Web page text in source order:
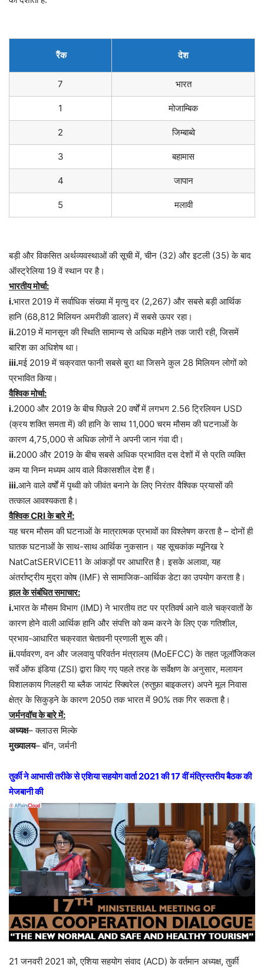
रैंक देश
7 भारत
1 मोजाम्बिक
2 जिम्बाब्वे
3 बहामास
4 जापान
5 मलावी
बड़ी और विकसित अर्थव्यवस्थाओं की सूची में, चीन (32) और इटली (35) के बाद
ऑस्ट्रेलिया 19 वें स्थान पर है।
भारतीय मोर्चा:
i.भारत 2019 में सर्वाधिक संख्या में मृत्यु दर (2,267) और सबसे बड़ी आर्थिक
हानि (68,812 मिलियन अमरीकी डालर) में सबसे ऊपर रहा।
ii.2019 में मानसून की स्थिति सामान्य से अधिक महीने तक जारी रही, जिसमें
बारिश का अधिशेष था।
iii.मई 2019 में चक्रवात फानी सबसे बुरा था जिसने कुल 28 मिलियन लोगों को
प्रभावित किया।
वैश्विक मोर्चा:
i.2000 और 2019 के बीच पिछले 20 वर्षों में लगभग 2.56 ट्रिलियन USD
(क्रय शक्ति समता में) की हानि के साथ 11,000 चरम मौसम की घटनाओं के
कारण 4,75,000 से अधिक लोगों ने अपनी जान गंवा दी।
ii.2000 और 2019 के बीच सबसे अधिक प्रभावित दस देशों में से प्रति व्यक्ति
कम या निम्न मध्यम आय वाले विकासशील देश हैं।
iii.आने वाले वर्षों में पृथ्वी को जीवंत बनाने के लिए निरंतर वैश्विक प्रयासों की
तत्काल आवश्यकता है।
वैश्विक CRI के बारे में:
यह चरम मौसम की घटनाओं के मात्रात्मक प्रभावों का विश्लेषण करता है – दोनों ही
घातक घटनाओं के साथ-साथ आर्थिक नुकसान। यह सूचकांक म्यूनिख रे
NatCatSERVICE11 के आंकड़ों पर आधारित है। इसके अलावा, यह
अंतर्राष्ट्रीय मुद्रा कोष (IMF) से सामाजिक-आर्थिक डेटा का उपयोग करता है।
हाल के संबंधित समाचार:
i.भारत के मौसम विभाग (IMD) ने भारतीय तट पर प्रतिवर्ष आने वाले चक्रवातों के
कारण होने वाली आर्थिक हानि और संपत्ति को कम करने के लिए एक गतिशील,
प्रभाव-आधारित चक्रवात चेतावनी प्रणाली शुरू की।
ii.पर्यावरण, वन और जलवायु परिवर्तन मंत्रालय (MoEFCC) के तहत जूलॉजिकल
सर्वे ऑफ इंडिया (ZSI) द्वारा किए गए पहले तरह के सर्वेक्षण के अनुसार, मलायन
विशालकाय गिलहरी या ब्लैक जायंट स्क्विरेल (रुतुफ़ा बाइकलर) अपने मूल निवास
क्षेत्र के सिकुड़ने के कारण 2050 तक भारत में 90% तक गिर सकता है।
जर्मनवॉच के बारे में:
अध्यक्ष– क्लाउस मिल्के
मुख्यालय– बॉन, जर्मनी
तुर्की ने आभासी तरीके से एशिया सहयोग वार्ता 2021 की 17 वीं मंत्रिस्तरीय बैठक की
मेजबानी की
21 जनवरी 2021 को, एशिया सहयोग संवाद (ACD) के वर्तमान अध्यक्ष, तुर्की